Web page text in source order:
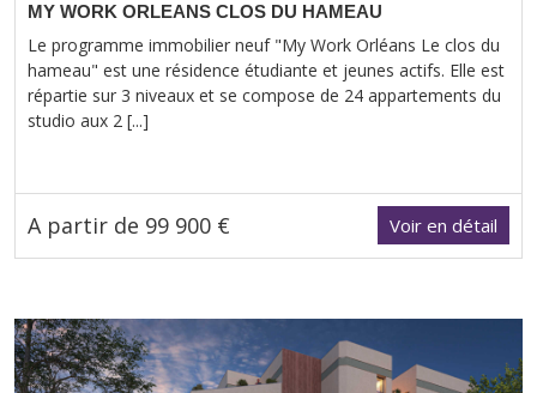
MY WORK ORLEANS CLOS DU HAMEAU
Le programme immobilier neuf "My Work Orléans Le clos du
hameau" est une résidence étudiante et jeunes actifs. Elle est
répartie sur 3 niveaux et se compose de 24 appartements du
studio aux 2 [...]
A partir de 99 900 € Voir en détail